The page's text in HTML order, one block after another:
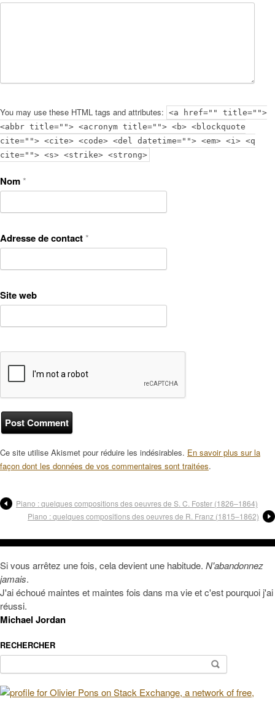
You may use these HTML tags and attributes: <a href="" title="">
<abbr title=""> <acronym title=""> <b> <blockquote
cite=""> <cite> <code> <del datetime=""> <em> <i> <q
cite=""> <s> <strike> <strong>
Nom*
Adresse de contact*
Site web
Ce site utilise Akismet pour réduire les indésirables. En savoir plus sur la
façon dont les données de vos commentaires sont traitées.
Piano : quelques compositions des oeuvres de S. C. Foster (1826–1864)
Piano : quelques compositions des oeuvres de R. Franz (1815–1862)
Si vous arrêtez une fois, cela devient une habitude. N'abandonnez
jamais.
J'ai échoué maintes et maintes fois dans ma vie et c'est pourquoi j'ai
réussi.
Michael Jordan
RECHERCHER